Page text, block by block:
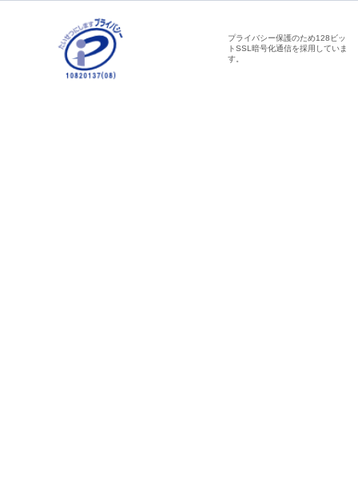
プライバシー保護のため128ビッ
トSSL暗号化通信を採用していま
す。